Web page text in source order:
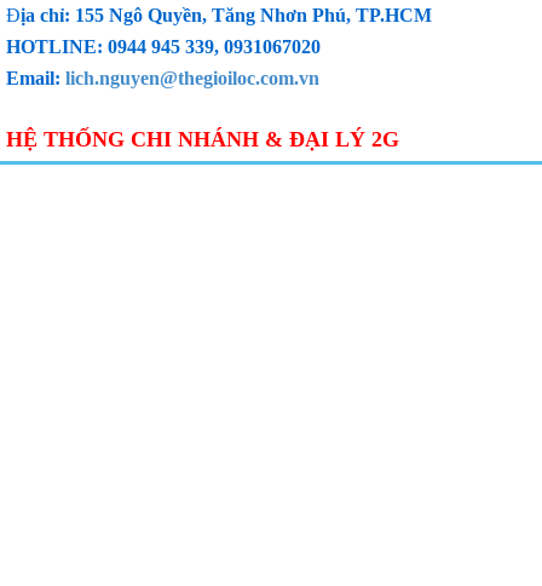
Địa chỉ: 155 Ngô Quyền, Tăng Nhơn Phú, TP.HCM
HOTLINE: 0944 945 339, 0931067020
Email: lich.nguyen@thegioiloc.com.vn
HỆ THỐNG CHI NHÁNH & ĐẠI LÝ 2G